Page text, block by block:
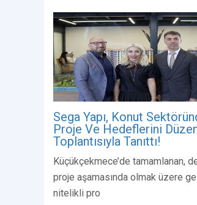
Sega Yapı, Konut
Proje Ve Hedeflerini
Toplantısıyla Tanıttı!
Küçükçekmece’de tamamlanan,
proje aşamasında olmak üzere
nitelikli pro